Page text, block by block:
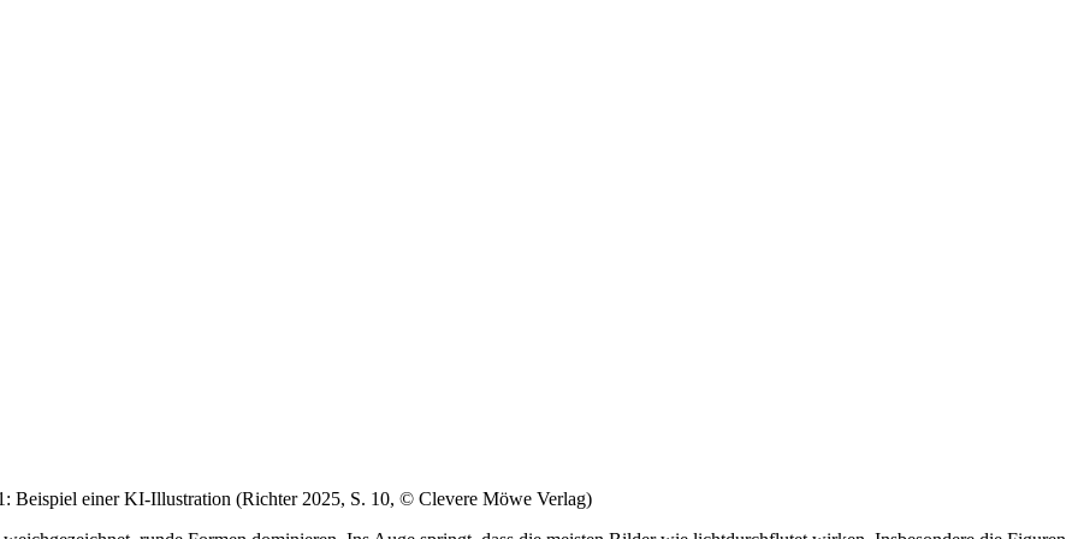
Beispiel einer KI-Illustration (Richter 2025, S. 10, © Clevere Möwe Verlag)